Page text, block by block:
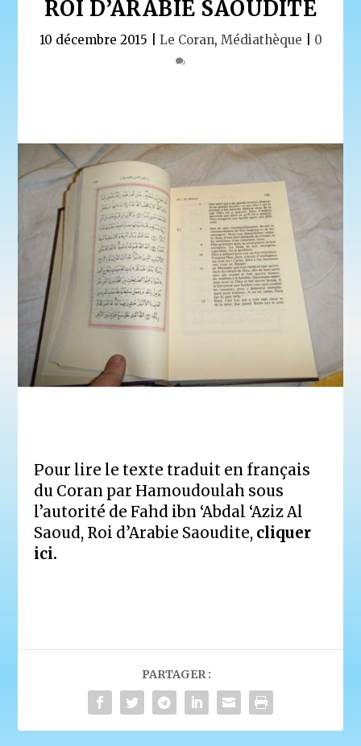
ROI D’ARABIE SAOUDITE
10 décembre 2015 Le Coran, Médiathèque 0
Pour lire le texte traduit en français
du Coran par Hamoudoulah sous
l’autorité de Fahd ibn ‘Abdal ‘Aziz Al
Saoud, Roi d’Arabie Saoudite, cliquer
ici.
PARTAGER :